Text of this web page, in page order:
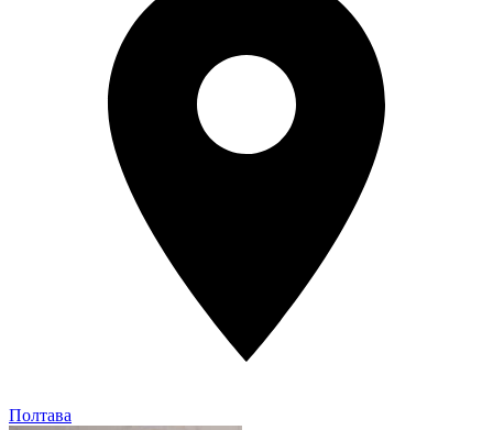
Полтава